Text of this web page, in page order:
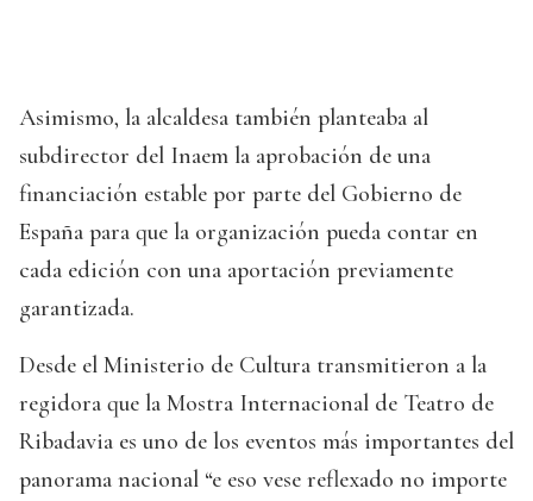
Asimismo, la alcaldesa también planteaba al
subdirector del Inaem la aprobación de una
financiación estable por parte del Gobierno de
España para que la organización pueda contar en
cada edición con una aportación previamente
garantizada.
Desde el Ministerio de Cultura transmitieron a la
regidora que la Mostra Internacional de Teatro de
Ribadavia es uno de los eventos más importantes del
panorama nacional “e eso vese reflexado no importe